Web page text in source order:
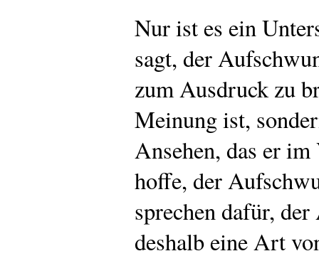
Nur ist es ein
sagt, der
zum Ausdruck zu
Meinung ist,
Ansehen, das er
hoffe, der
sprechen dafür,
deshalb eine Art